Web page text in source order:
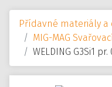
Přídavné materiály a
MIG-MAG
WELDING G3Si1